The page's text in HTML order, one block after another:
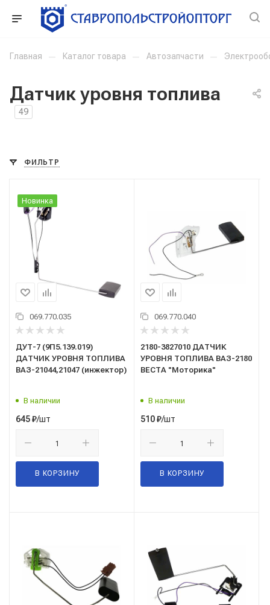
Главная — Каталог товара — Автозапчасти —
Датчик уровня топлива
49
ФИЛЬТР
Новинка
069.770.035
ДУТ-7 (9П5.139.019)
ДАТЧИК УРОВНЯ ТОПЛИВА
ВАЗ-21044,21047 (инжектор)
В наличии
645₽/шт
В КОРЗИНУ
069.770.040
2180-3827010 ДАТЧИК
УРОВНЯ ТОПЛИВА ВАЗ-2180
ВЕСТА "Моторика"
В наличии
510₽/шт
В КОРЗИНУ